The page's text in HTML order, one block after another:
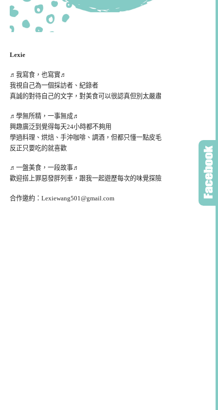
Lexie
♬我寫食，也寫實♬
我視自己為一個採訪者、紀錄者
真誠的對待自己的文字，對美食可以很認真但別太嚴肅
♬學無所精，一事無成♬
興趣廣泛到覺得每天24小時都不夠用
學過料理、烘焙、手沖咖啡、調酒，但都只懂一點皮毛
反正只要吃的就喜歡
♬一盤美食，一段故事♬
歡迎搭上罪惡發胖列車，跟我一起遊歷每次的味覺探險
合作邀約： Lexiewang501@gmail.com